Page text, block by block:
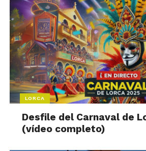
LORCA
Desfile del Carnaval de
(vídeo completo)